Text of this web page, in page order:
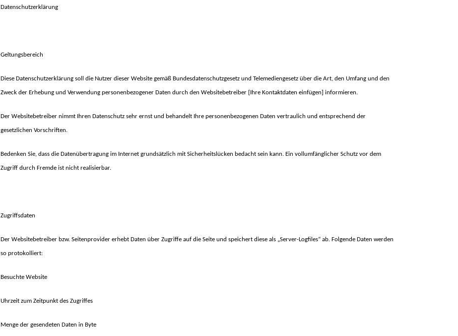
Datenschutzerklärung
Geltungsbereich
Diese Datenschutzerklärung soll die Nutzer dieser Website gemäß Bundesdatenschutzgesetz und Telemediengesetz über die Art, den Umfang und den
Zweck der Erhebung und Verwendung personenbezogener Daten durch den Websitebetreiber [Ihre Kontaktdaten einfügen] informieren.
Der Websitebetreiber nimmt Ihren Datenschutz sehr ernst und behandelt Ihre personenbezogenen Daten vertraulich und entsprechend der
gesetzlichen Vorschriften.
Bedenken Sie, dass die Datenübertragung im Internet grundsätzlich mit Sicherheitslücken bedacht sein kann. Ein vollumfänglicher Schutz vor dem
Zugriff durch Fremde ist nicht realisierbar.
Zugriffsdaten
Der Websitebetreiber bzw. Seitenprovider erhebt Daten über Zugriffe auf die Seite und speichert diese als „Server-Logfiles“ ab. Folgende Daten werden
so protokolliert:
Besuchte Website
Uhrzeit zum Zeitpunkt des Zugriffes
Menge der gesendeten Daten in Byte